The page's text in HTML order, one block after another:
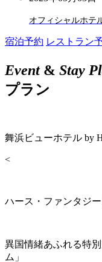
オフィシャルホテ
宿泊予約 レストラン
Event& Stay
プラン
舞浜ビューホテル by
<
ハース・ファンタジ
異国情緒あふれる特
ム」